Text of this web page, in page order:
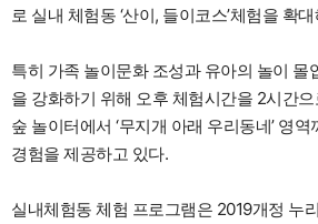
로 실내 체험동 ‘산이, 들이코스’체험을 확
특히 가족 놀이문화 조성과 유아의 놀이 몰
을 강화하기 위해 오후 체험시간을 2시간
숲 놀이터에서 ‘무지개 아래 우리동네’ 영
경험을 제공하고 있다.
실내체험동 체험 프로그램은 2019개정 누